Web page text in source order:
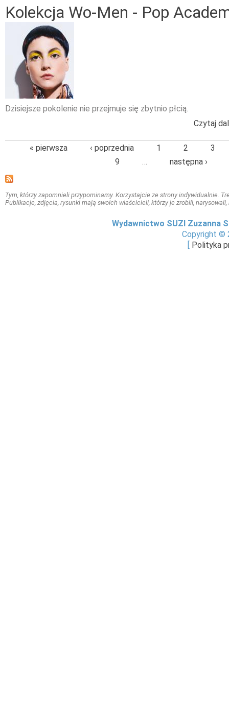
Kolekcja Wo-Men - Pop
Dzisiejsze pokolenie nie przejmuje się zbytnio płcią.
Czytaj
« pierwsza ‹ poprzednia 1 2
3
9
… następna ›
Tym, którzy zapomnieli przypominamy. Korzystajcie ze strony indywidualnie.
Publikacje, zdjęcia, rysunki mają swoich właścicieli, którzy je zrobili,
Wydawnictwo SUZI Zuzanna
Copyright ©
[ Polityka